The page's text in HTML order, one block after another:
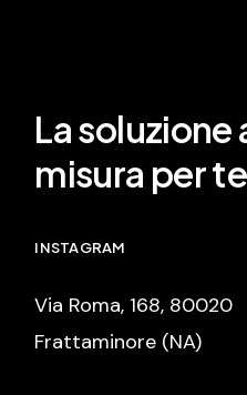
La
misura per te
INSTAGRAM
Via Roma, 168, 80020
Frattaminore (NA)